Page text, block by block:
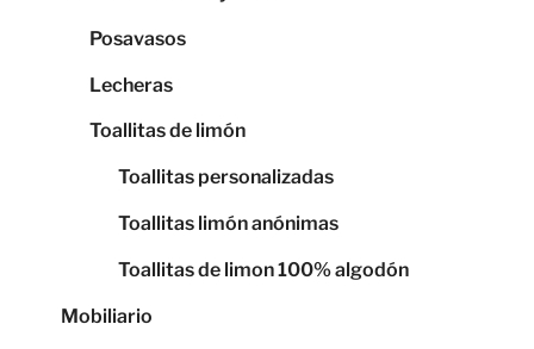
Posavasos
Lecheras
Toallitas de limón
Toallitas personalizadas
Toallitas limón anónimas
Toallitas de limon 100% algodón
Mobiliario